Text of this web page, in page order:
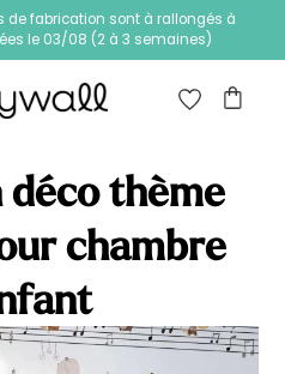
sont à rallongés à
le 03/08 (2 à 3 semaines)
thème
chambre